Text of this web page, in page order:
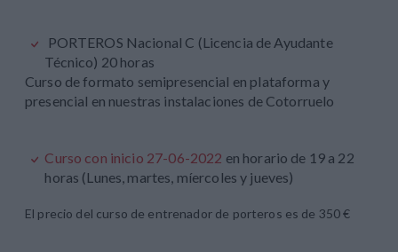
PORTEROS Nacional C (Licencia de Ayudante
Técnico) 20 horas
Curso de formato semipresencial en plataforma y
presencial en nuestras instalaciones de Cotorruelo
Curso con inicio 27-06-2022 en horario de 19 a 22
horas (Lunes, martes, míercoles y jueves)
El precio del curso de entrenador de porteros es de 350 €